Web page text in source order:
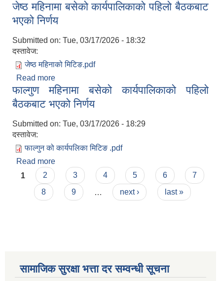
बैठकबाट भएको निर्णय
जेष्ठ महिनामा बसेको कार्यपालिकाको पहिलो बैठकबाट
भएको निर्णय
Submitted on: Tue, 03/17/2026 - 18:32
दस्तावेज:
जेष्ठ महिनाको मिटिङ.pdf
Read more
बैठकबाट भएको निर्णय
फाल्गुण महिनामा बसेको कार्यपालिकाको पहिलो
बैठकबाट भएको निर्णय
Submitted on: Tue, 03/17/2026 - 18:29
दस्तावेज:
फाल्गुन को कार्यपलिका मिटिङ .pdf
Read more
बैठकबाट भएको निर्णय
Pages
1 2 3 4 5 6
7
8
9 next › last »
सामाजिक सुरक्षा भत्ता दर सम्वन्धी सूचना